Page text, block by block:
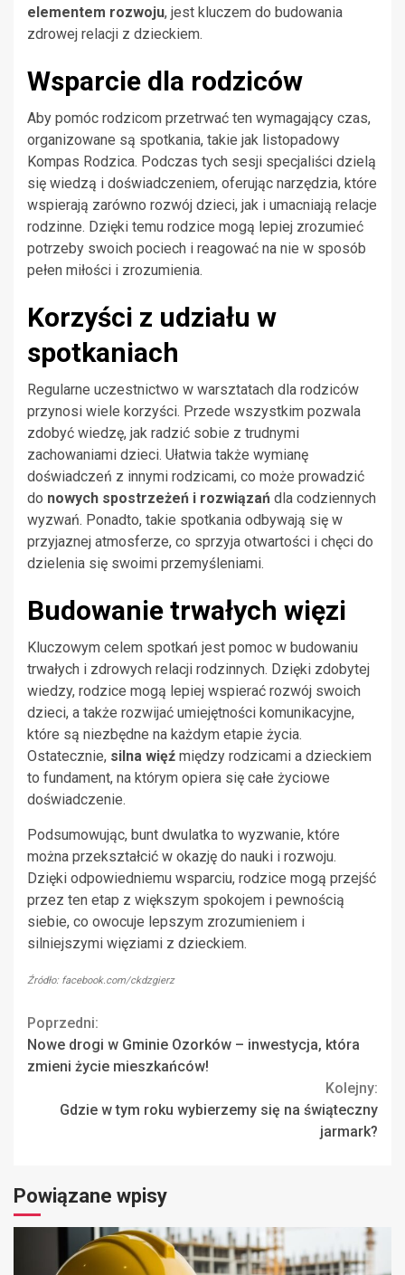
elementem rozwoju, jest kluczem do budowania
zdrowej relacji z dzieckiem.
Wsparcie dla rodziców
Aby pomóc rodzicom przetrwać ten wymagający czas,
organizowane są spotkania, takie jak listopadowy
Kompas Rodzica. Podczas tych sesji specjaliści dzielą
się wiedzą i doświadczeniem, oferując narzędzia, które
wspierają zarówno rozwój dzieci, jak i umacniają relacje
rodzinne. Dzięki temu rodzice mogą lepiej zrozumieć
potrzeby swoich pociech i reagować na nie w sposób
pełen miłości i zrozumienia.
Korzyści z udziału w
spotkaniach
Regularne uczestnictwo w warsztatach dla rodziców
przynosi wiele korzyści. Przede wszystkim pozwala
zdobyć wiedzę, jak radzić sobie z trudnymi
zachowaniami dzieci. Ułatwia także wymianę
doświadczeń z innymi rodzicami, co może prowadzić
do nowych spostrzeżeń i rozwiązań dla codziennych
wyzwań. Ponadto, takie spotkania odbywają się w
przyjaznej atmosferze, co sprzyja otwartości i chęci do
dzielenia się swoimi przemyśleniami.
Budowanie trwałych więzi
Kluczowym celem spotkań jest pomoc w budowaniu
trwałych i zdrowych relacji rodzinnych. Dzięki zdobytej
wiedzy, rodzice mogą lepiej wspierać rozwój swoich
dzieci, a także rozwijać umiejętności komunikacyjne,
które są niezbędne na każdym etapie życia.
Ostatecznie, silna więź między rodzicami a dzieckiem
to fundament, na którym opiera się całe życiowe
doświadczenie.
Podsumowując, bunt dwulatka to wyzwanie, które
można przekształcić w okazję do nauki i rozwoju.
Dzięki odpowiedniemu wsparciu, rodzice mogą przejść
przez ten etap z większym spokojem i pewnością
siebie, co owocuje lepszym zrozumieniem i
silniejszymi więziami z dzieckiem.
Źródło: facebook.com/ckdzgierz
Continue
Reading
Poprzedni:
Nowe drogi w Gminie Ozorków – inwestycja, która
zmieni życie mieszkańców!
Kolejny:
Gdzie w tym roku wybierzemy się na świąteczny
jarmark?
Powiązane wpisy